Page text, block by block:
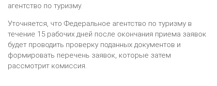
агентство по туризму.
Уточняется, что Федеральное агентство по туризму в
течение 15 рабочих дней после окончания приема заявок
будет проводить проверку поданных документов и
формировать перечень заявок, которые затем
рассмотрит комиссия.